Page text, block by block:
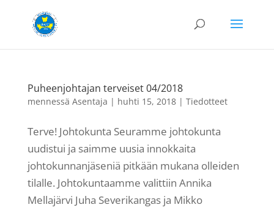
Puheenjohtajan terveiset 04/2018
mennessä Asentaja | huhti 15, 2018| Tiedotteet
Terve! Johtokunta Seuramme johtokunta
uudistui ja saimme uusia innokkaita
johtokunnanjäseniä pitkään mukana olleiden
tilalle. Johtokuntaamme valittiin Annika
Mellajärvi Juha Severikangas ja Mikko